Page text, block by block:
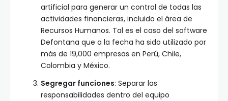
artificial para generar un control de todas las
actividades financieras, incluido el área de
Recursos Humanos. Tal es el caso del software
Defontana que a la fecha ha sido utilizado por
más de 19,000 empresas en Perú, Chile,
Colombia y México.
Segregar funciones: Separar las
responsabilidades dentro del equipo